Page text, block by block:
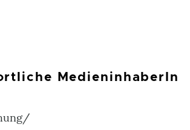
MedieninhaberIn